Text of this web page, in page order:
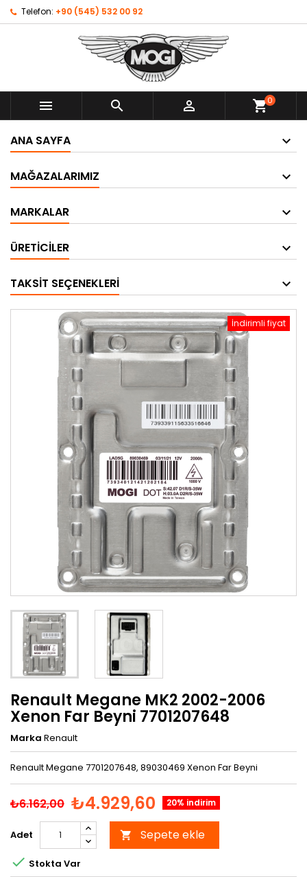
Telefon: +90 (545) 532 00 92
   shopping_cart0
ANA SAYFA
MAĞAZALARIMIZ
MARKALAR
ÜRETICILER
TAKSIT SEÇENEKLERI
İndirimli fiyat
Renault Megane MK2 2002-2006
Xenon Far Beyni 7701207648
Marka Renault
Renault Megane 7701207648, 89030469 Xenon Far Beyni
₺6.162,00 ₺4.929,60 20% indirim
Adet  Sepete ekle
 Stokta Var